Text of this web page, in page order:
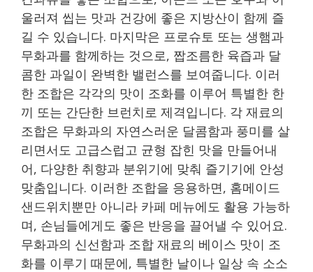
울러져 씹는 맛과 건강에 좋은 지방산이 함께 즐
길 수 있습니다. 마지막은 프로슈토 또는 생햄과
무화과를 함께하는 것으로, 짭조름한 육즙과 달
콤한 과일이 완벽한 밸런스를 보여줍니다. 이러
한 조합은 각각의 맛이 조화를 이루어 특별한 한
끼 또는 간단한 브런치로 제격입니다. 각 재료의
조합은 무화과의 자연스러운 달콤함과 풍미를 살
리면서도 고급스럽고 균형 잡힌 맛을 만들어내
어, 다양한 취향과 분위기에 맞춰 즐기기에 안성
맞춤입니다. 이러한 조합을 응용하면, 홈메이드
샌드위치뿐만 아니라 카페 메뉴에도 활용 가능하
며, 손님들에게도 좋은 반응을 끌어낼 수 있어요.
무화과의 신선함과 조합 재료의 베이스 맛이 조
화를 이루기 때문에, 특별한 날이나 일상 속 소소